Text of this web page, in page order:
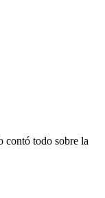
contó todo sobre la